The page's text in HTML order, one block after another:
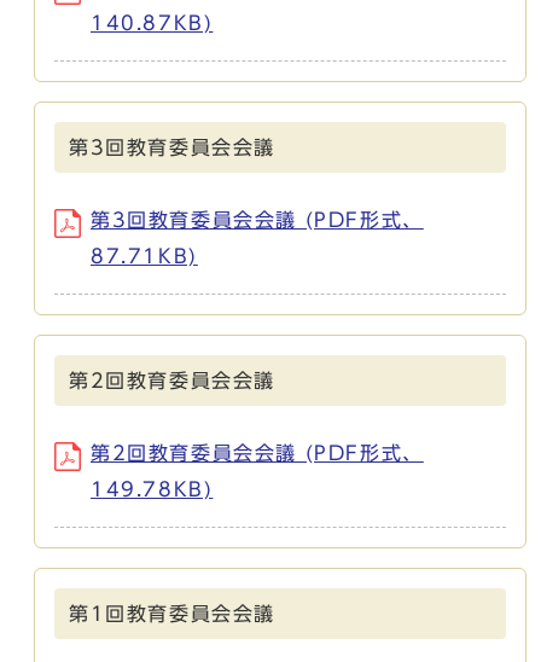
140.87KB)
第3回教育委員会会議
第3回教育委員会会議 (PDF形式、
87.71KB)
第2回教育委員会会議
第2回教育委員会会議 (PDF形式、
149.78KB)
第1回教育委員会会議